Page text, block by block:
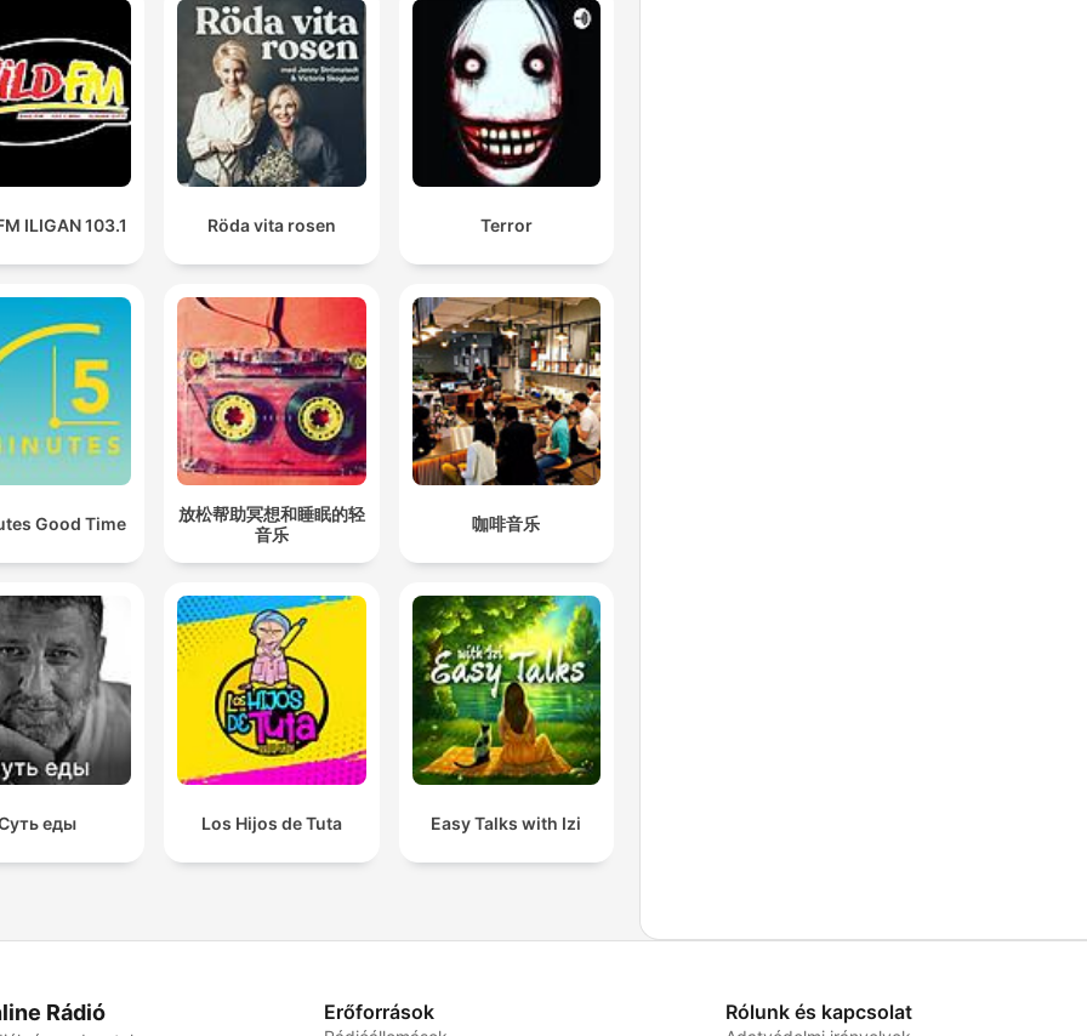
ILIGAN 103.1 Röda vita rosen Terror
Good Time
放松帮助冥想和睡眠的轻
音乐
咖啡音乐
еды Los Hijos de Tuta Easy Talks with Izi
Rádió Erőforrások Rólunk és kapcsolat